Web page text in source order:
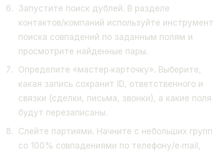
Запустите поиск дублей. В разделе
контактов/компаний используйте инструмент
поиска совпадений по заданным полям и
просмотрите найденные пары.
Определите «мастер‑карточку». Выберите,
какая запись сохранит ID, ответственного и
связки (сделки, письма, звонки), а какие поля
будут перезаписаны.
Слейте партиями. Начните с небольших групп
со 100% совпадениями по телефону/e‑mail,